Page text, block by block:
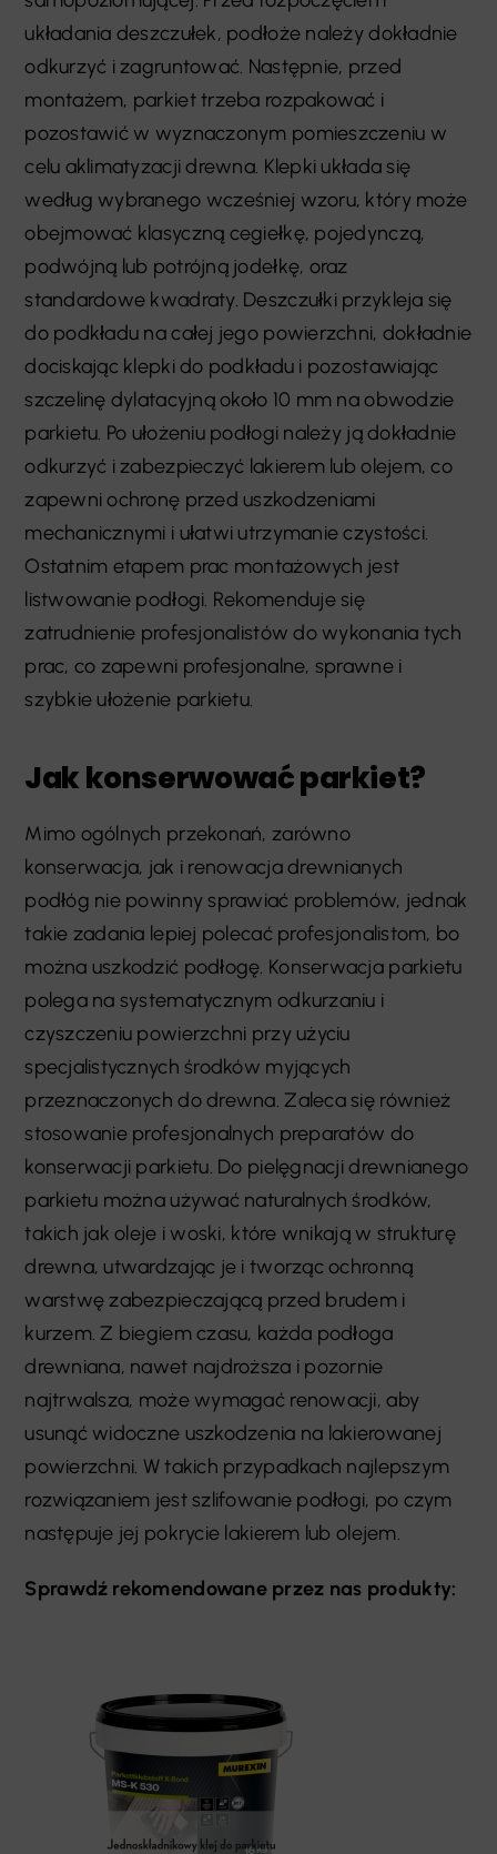
układania deszczułek, podłoże należy dokładnie
odkurzyć i zagruntować. Następnie, przed
montażem, parkiet trzeba rozpakować i
pozostawić w wyznaczonym pomieszczeniu w
celu aklimatyzacji drewna. Klepki układa się
według wybranego wcześniej wzoru, który może
obejmować klasyczną cegiełkę, pojedynczą,
podwójną lub potrójną jodełkę, oraz
standardowe kwadraty. Deszczułki przykleja się
do podkładu na całej jego powierzchni, dokładnie
dociskając klepki do podkładu i pozostawiając
szczelinę dylatacyjną około 10 mm na obwodzie
parkietu. Po ułożeniu podłogi należy ją dokładnie
odkurzyć i zabezpieczyć lakierem lub olejem, co
zapewni ochronę przed uszkodzeniami
mechanicznymi i ułatwi utrzymanie czystości.
Ostatnim etapem prac montażowych jest
listwowanie podłogi. Rekomenduje się
zatrudnienie profesjonalistów do wykonania tych
prac, co zapewni profesjonalne, sprawne i
szybkie ułożenie parkietu.
Jak konserwować parkiet?
Mimo ogólnych przekonań, zarówno
konserwacja, jak i renowacja drewnianych
podłóg nie powinny sprawiać problemów, jednak
takie zadania lepiej polecać profesjonalistom, bo
można uszkodzić podłogę. Konserwacja parkietu
polega na systematycznym odkurzaniu i
czyszczeniu powierzchni przy użyciu
specjalistycznych środków myjących
przeznaczonych do drewna. Zaleca się również
stosowanie profesjonalnych preparatów do
konserwacji parkietu. Do pielęgnacji drewnianego
parkietu można używać naturalnych środków,
takich jak oleje i woski, które wnikają w strukturę
drewna, utwardzając je i tworząc ochronną
warstwę zabezpieczającą przed brudem i
kurzem. Z biegiem czasu, każda podłoga
drewniana, nawet najdroższa i pozornie
najtrwalsza, może wymagać renowacji, aby
usunąć widoczne uszkodzenia na lakierowanej
powierzchni. W takich przypadkach najlepszym
rozwiązaniem jest szlifowanie podłogi, po czym
następuje jej pokrycie lakierem lub olejem.
Sprawdź rekomendowane przez nas produkty: